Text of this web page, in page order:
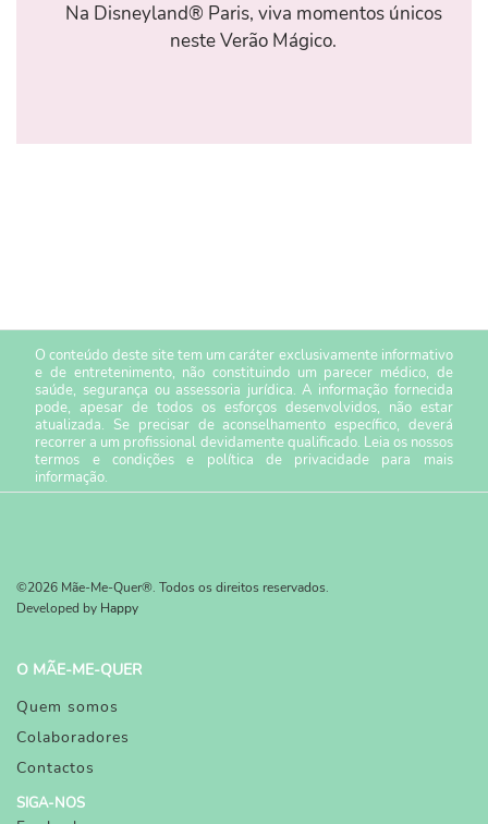
Na Disneyland® Paris, viva momentos únicos
neste Verão Mágico.
O conteúdo deste site tem um caráter exclusivamente informativo
e de entretenimento, não constituindo um parecer médico, de
saúde, segurança ou assessoria jurídica. A informação fornecida
pode, apesar de todos os esforços desenvolvidos, não estar
atualizada. Se precisar de aconselhamento específico, deverá
recorrer a um profissional devidamente qualificado. Leia os nossos
termos e condiçõese política de privacidade para mais
informação.
©2026 Mãe-Me-Quer®. Todos os direitos reservados.
Developed by Happy
O MÃE-ME-QUER
Quem somos
Colaboradores
Contactos
SIGA-NOS